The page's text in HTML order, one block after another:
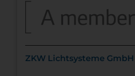
ZKW Lichtsysteme GmbH